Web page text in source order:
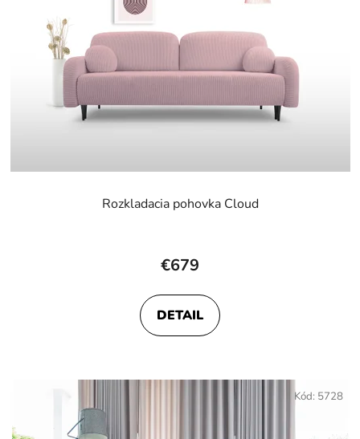
Rozkladacia pohovka Cloud
hodnotenie
je
4,6
€679
DETAIL
Kód: 5728